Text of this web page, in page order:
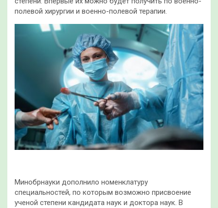
полевой хирургии и военно-полевой терапии.
Минобрнауки дополнило номенклатуру
специальностей, по которым возможно присвоение
ученой степени кандидата наук и доктора наук. В